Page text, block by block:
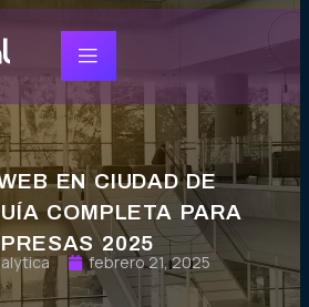
EN CIUDAD DE
COMPLETA PARA
2025
febrero 21, 2025